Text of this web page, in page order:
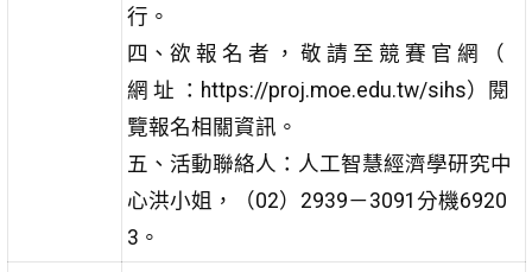
行。
四、欲 報 名 者 ， 敬 請 至 競 賽 官 網 （
網 址 ：https://proj.moe.edu.tw/sihs）閱
覽報名相關資訊。
五、活動聯絡人：人工智慧經濟學研究中
心洪小姐，（02）2939－3091分機6920
3。